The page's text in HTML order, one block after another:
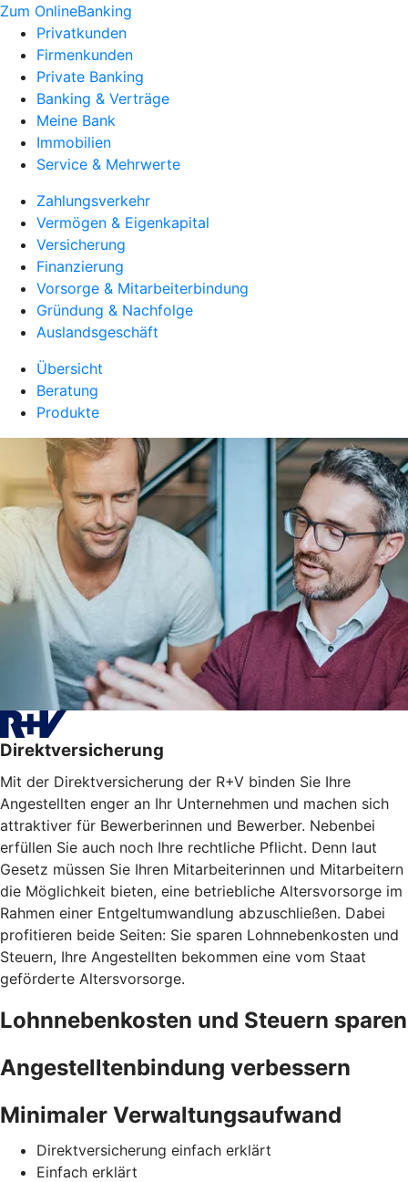
Zum OnlineBanking
Privatkunden
Firmenkunden
Private Banking
Banking & Verträge
Meine Bank
Immobilien
Service & Mehrwerte
Zahlungsverkehr
Vermögen & Eigenkapital
Versicherung
Finanzierung
Vorsorge & Mitarbeiterbindung
Gründung & Nachfolge
Auslandsgeschäft
Übersicht
Beratung
Produkte
Direktversicherung
Mit der Direktversicherung der R+V binden Sie Ihre
Angestellten enger an Ihr Unternehmen und machen sich
attraktiver für Bewerberinnen und Bewerber. Nebenbei
erfüllen Sie auch noch Ihre rechtliche Pflicht. Denn laut
Gesetz müssen Sie Ihren Mitarbeiterinnen und Mitarbeitern
die Möglichkeit bieten, eine betriebliche Altersvorsorge im
Rahmen einer Entgeltumwandlung abzuschließen. Dabei
profitieren beide Seiten: Sie sparen Lohnnebenkosten und
Steuern, Ihre Angestellten bekommen eine vom Staat
geförderte Altersvorsorge.
Lohnnebenkosten und Steuern sparen
Angestelltenbindung verbessern
Minimaler Verwaltungsaufwand
Direktversicherung einfach erklärt
Einfach erklärt